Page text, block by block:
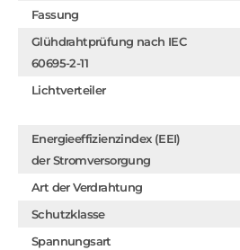
Fassung
Glühdrahtprüfung nach IEC
60695-2-11
Lichtverteiler
Energieeffizienzindex (EEI)
der Stromversorgung
Art der Verdrahtung
Schutzklasse
Spannungsart